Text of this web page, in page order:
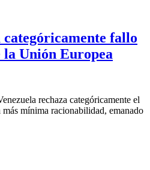
categóricamente fallo
Unión Europea
rechaza categóricamente el
mínima racionabilidad, emanado